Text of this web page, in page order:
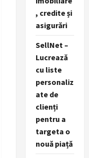
, credite și
asigurări
SellNet –
Lucrează
cu liste
personaliz
ate de
clienți
pentru a
targeta o
nouă piață